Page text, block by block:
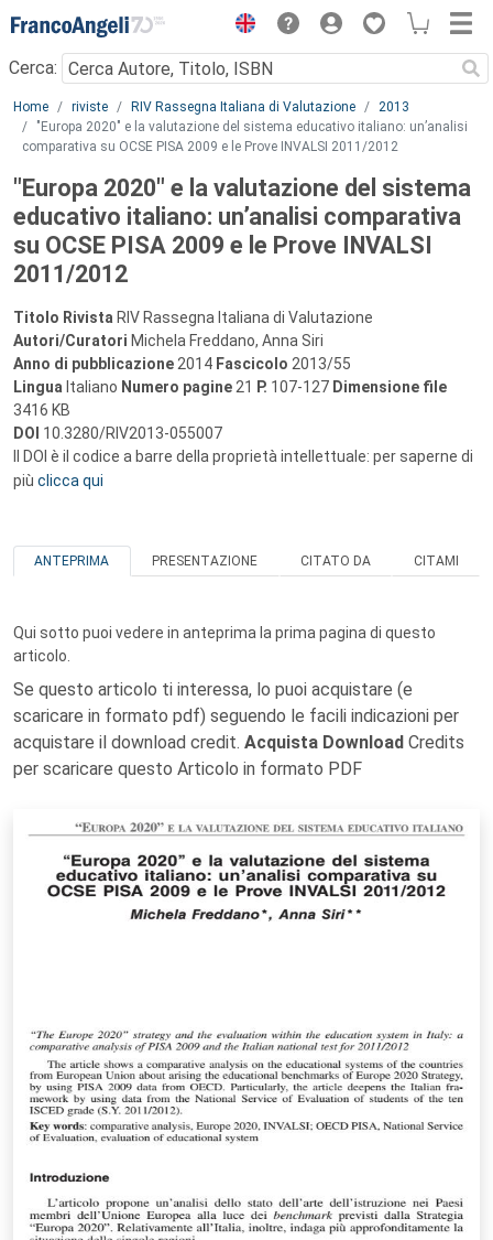
Menu
Cerca:
Main content
Home riviste RIV Rassegna Italiana di Valutazione
2013
"Europa 2020" e la valutazione del sistema educativo italiano: un’analisi
comparativa su OCSE PISA 2009 e le Prove INVALSI 2011/2012
"Europa 2020" e la valutazione del sistema
educativo italiano: un’analisi comparativa
su OCSE PISA 2009 e le Prove INVALSI
2011/2012
Titolo Rivista RIV Rassegna Italiana di Valutazione
Autori/Curatori Michela Freddano, Anna Siri
Anno di pubblicazione 2014 Fascicolo 2013/55
Lingua Italiano Numero pagine 21 P. 107-127 Dimensione file
3416 KB
DOI 10.3280/RIV2013-055007
Il DOI è il codice a barre della proprietà intellettuale: per saperne di
più clicca qui
ANTEPRIMA PRESENTAZIONE CITATO DA CITAMI
Qui sotto puoi vedere in anteprima la prima pagina di questo
articolo.
Se questo articolo ti interessa, lo puoi acquistare (e
scaricare in formato pdf) seguendo le facili indicazioni per
acquistare il download credit. Acquista Download Credits
per scaricare questo Articolo in formato PDF